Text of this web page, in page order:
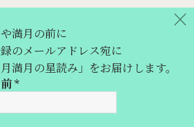
満月の前に
のメールアドレス宛に
月満月の星読み」をお届けします。
*
×